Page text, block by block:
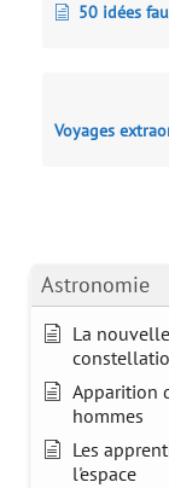
Astronomie
La
Apparition
hommes
Les
l'espace
50 idées